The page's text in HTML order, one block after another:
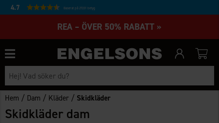
4.7 Baserat på 27231 betyg
REA – ÖVER 50% RABATT »
Hem / Dam / Kläder / Skidkläder
Skidkläder dam